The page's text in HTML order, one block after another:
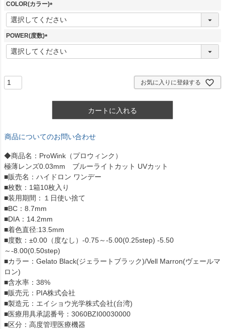
COLOR(カラー)
(
必
POWER(度数)
(
必
お気に入りに登録する
カートに入れる
商品についてのお問い合わせ
◆商品名：ProWink（プロウィンク）
極薄レンズ0.03mm ブルーライトカット UVカット
■販売名：ハイドロン ワンデー
■枚数：1箱10枚入り
■装用期間：１日使い捨て
■BC：8.7mm
■DIA：14.2mm
■着色直径:13.5mm
■度数：±0.00（度なし）-0.75～-5.00(0.25step) -5.50
～-8.00(0.50step)
■カラー：Gelato Black(ジェラートブラック)/Vell Marron(ヴェールマ
ロン)
■含水率：38%
■販売元：PIA株式会社
■製造元：エイショウ光学株式会社(台湾)
■医療用具承認番号：3060BZI00030000
■区分：高度管理医療機器